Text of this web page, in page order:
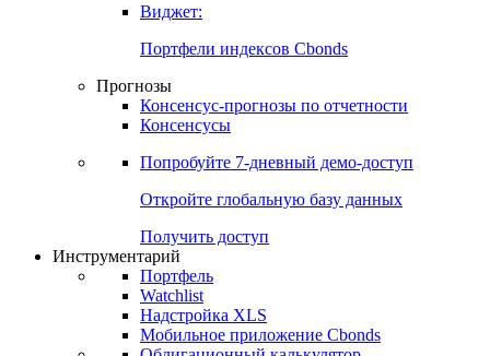
Виджет:
Портфели индексов Cbonds
Прогнозы
Консенсус-прогнозы по отчетности
Консенсусы
Попробуйте 7-дневный демо-доступ
Откройте глобальную базу данных
Получить доступ
Инструментарий
Портфель
Watchlist
Надстройка XLS
Мобильное приложение Cbonds